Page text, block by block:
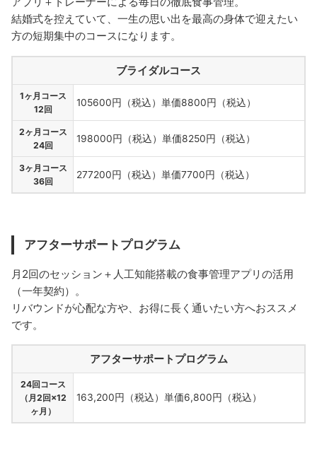
結婚式を控えていて、一生の思い出を最高の身体で迎えたい
方の短期集中のコースになります。
ブライダルコース
1ヶ月コース
12回
105600円（税込）単価8800円（税込）
2ヶ月コース
24回
198000円（税込）単価8250円（税込）
3ヶ月コース
36回
277200円（税込）単価7700円（税込）
アフターサポートプログラム
月2回のセッション＋人工知能搭載の食事管理アプリの活用
（一年契約）。
リバウンドが心配な方や、お得に長く通いたい方へおススメ
です。
アフターサポートプログラム
24回コース
（月2回×12
ヶ月）
163,200円（税込）単価6,800円（税込）